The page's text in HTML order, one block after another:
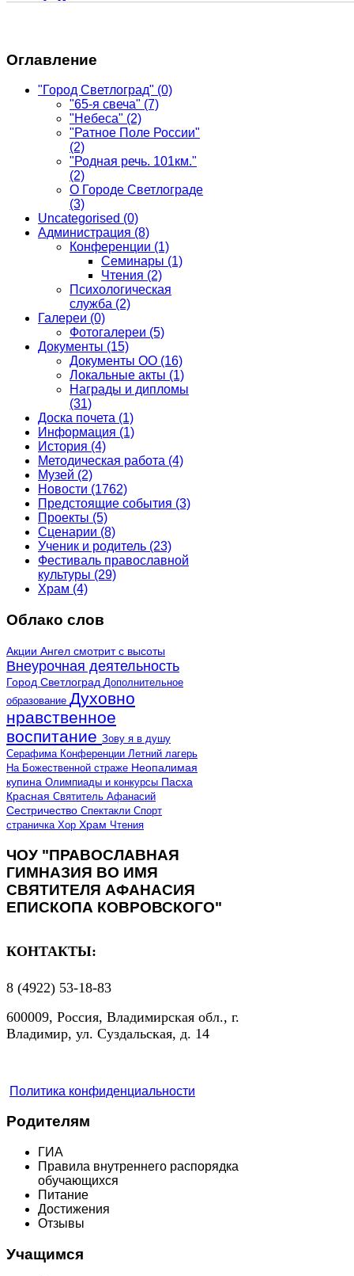
Оглавление
"Город Светлоград" (0)
"65-я свеча" (7)
"Небеса" (2)
"Ратное Поле России"
(2)
"Родная речь. 101км."
(2)
О Городе Светлограде
(3)
Uncategorised (0)
Администрация (8)
Конференции (1)
Семинары (1)
Чтения (2)
Психологическая
служба (2)
Галереи (0)
Фотогалереи (5)
Документы (15)
Документы ОО (16)
Локальные акты (1)
Награды и дипломы
(31)
Доска почета (1)
Информация (1)
История (4)
Методическая работа (4)
Музей (2)
Новости (1762)
Предстоящие события (3)
Проекты (5)
Сценарии (8)
Ученик и родитель (23)
Фестиваль православной
культуры (29)
Храм (4)
Облако слов
Акции Ангел смотрит с высоты
Внеурочная деятельность
Город Светлоград Дополнительное
образование Духовно
нравственное
воспитание Зову я в душу
Серафима Конференции Летний лагерь
На Божественной страже Неопалимая
купина Олимпиады и конкурсы Пасха
Красная Святитель Афанасий
Сестричество Спектакли Спорт
страничка Хор Храм Чтения
ЧОУ "ПРАВОСЛАВНАЯ
ГИМНАЗИЯ ВО ИМЯ
СВЯТИТЕЛЯ АФАНАСИЯ
ЕПИСКОПА КОВРОВСКОГО"
КОНТАКТЫ:
8 (4922) 53-18-83
600009, Россия, Владимирская обл., г.
Владимир, ул. Суздальская, д. 14
Политика конфиденциальности
Родителям
ГИА
Правила внутреннего распорядка
обучающихся
Питание
Достижения
Отзывы
Учащимся